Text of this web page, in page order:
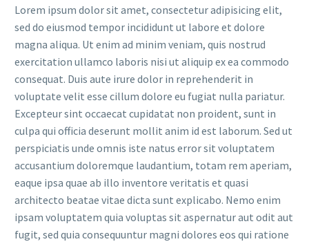
Lorem ipsum dolor sit amet, consectetur adipisicing elit,
sed do eiusmod tempor incididunt ut labore et dolore
magna aliqua. Ut enim ad minim veniam, quis nostrud
exercitation ullamco laboris nisi ut aliquip ex ea commodo
consequat. Duis aute irure dolor in reprehenderit in
voluptate velit esse cillum dolore eu fugiat nulla pariatur.
Excepteur sint occaecat cupidatat non proident, sunt in
culpa qui officia deserunt mollit anim id est laborum. Sed ut
perspiciatis unde omnis iste natus error sit voluptatem
accusantium doloremque laudantium, totam rem aperiam,
eaque ipsa quae ab illo inventore veritatis et quasi
architecto beatae vitae dicta sunt explicabo. Nemo enim
ipsam voluptatem quia voluptas sit aspernatur aut odit aut
fugit, sed quia consequuntur magni dolores eos qui ratione